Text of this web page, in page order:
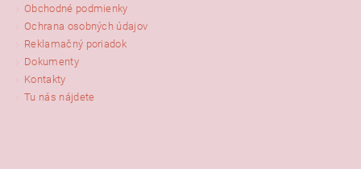
Obchodné podmienky
Ochrana osobných údajov
Reklamačný poriadok
Dokumenty
Kontakty
Tu nás nájdete